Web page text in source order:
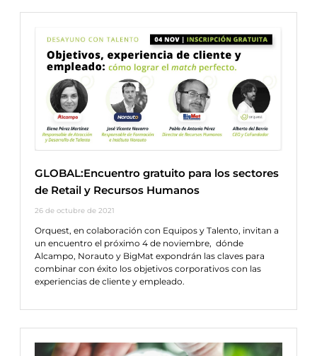
GLOBAL:Encuentro gratuito para los sectores
de Retail y Recursos Humanos
26 de octubre de 2021
Orquest, en colaboración con Equipos y Talento, invitan a
un encuentro el próximo 4 de noviembre, dónde
Alcampo, Norauto y BigMat expondrán las claves para
combinar con éxito los objetivos corporativos con las
experiencias de cliente y empleado.